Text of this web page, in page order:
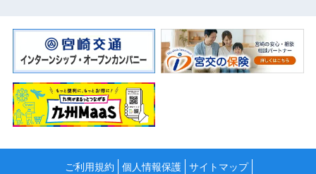
ご利用規約 個人情報保護
サイトマップ